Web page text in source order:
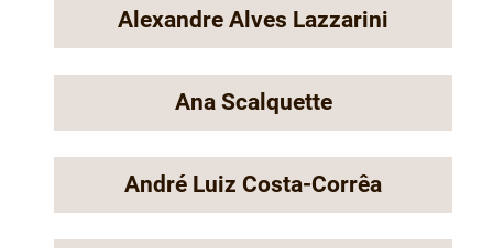
Alexandre Alves Lazzarini
Ana Scalquette
André Luiz Costa-Corrêa